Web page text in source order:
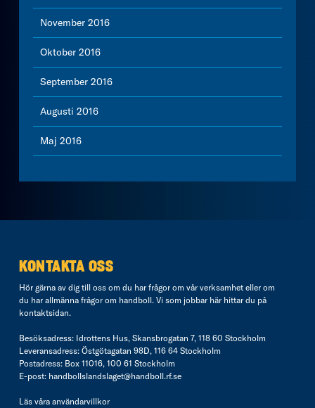
November 2016
Oktober 2016
September 2016
Augusti 2016
Maj 2016
KONTAKTA OSS
Hör gärna av dig till oss om du har frågor om vår verksamhet eller om
du har allmänna frågor om handboll. Vi som jobbar här hittar du på
kontaktsidan.
Besöksadress: Idrottens Hus, Skansbrogatan 7, 118 60 Stockholm
Leveransadress: Östgötagatan 98D, 116 64 Stockholm
Postadress: Box 11016, 100 61 Stockholm
E-post: handbollslandslaget@handboll.rf.se
Läs våra användarvillkor